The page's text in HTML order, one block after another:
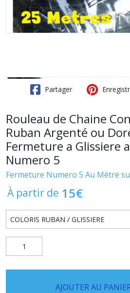
Partager
Rouleau de Chaine
Ruban Argenté ou
Fermeture a Glissiere
Numero 5
Fermeture Numero 5 Au Mètre
À partir de 15€
AJOUTER AU